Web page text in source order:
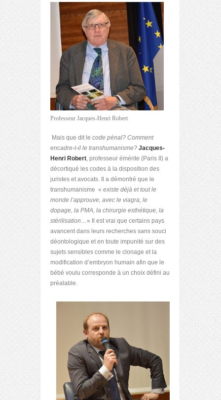
Professeur Jacques-Henri Robert
Mais que dit le code pénal? Comment
encadre-t-il le transhumanisme? Jacques-
Henri Robert , professeur émérite (Paris II) a
décortiqué les codes à la disposition des
juristes et avocats. Il a démontré que le
transhumanisme « existe déjà et tout le
monde l’approuve, avec le viagra, le
dopage, la PMA, la chirurgie esthétique, la
stérilisation…» Il est vrai que certains pays
avancent dans leurs recherches sans souci
déontologique et en toute impunité sur des
sujets sensibles comme le clonage et la
modification d’embryon humain afin que le
bébé voulu corresponde à un choix défini au
préalable.